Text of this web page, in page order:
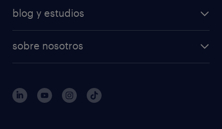
blog y estudios
sobre nosotros